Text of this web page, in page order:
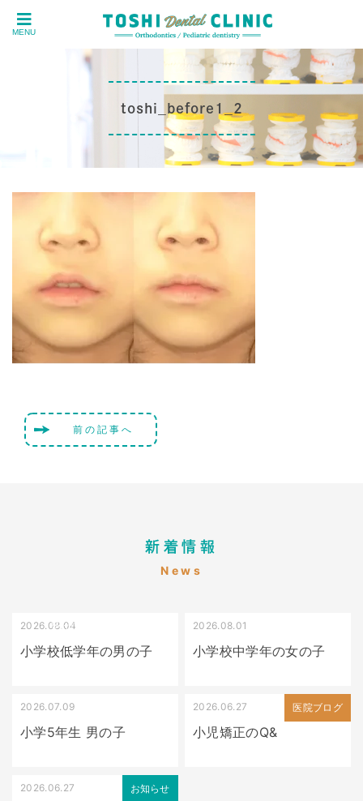
MENU
toshi_before1_2
前の記事へ
新着情報
News
受け口（しゃくれている）
2026.08.04
小学校低学年の男の子
2026.08.01
小学校中学年の女の子
2026.07.09
小学5年生 男の子
医院ブログ
2026.06.27
小児矯正のQ&
お知らせ
2026.06.27